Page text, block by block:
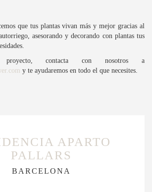
que tus plantas vivan más y mejor gracias al
asesorando y decorando con plantas tus
contacta con nosotros a
y te ayudaremos en todo el que necesites.
APARTO
PALLARS
BARCELONA